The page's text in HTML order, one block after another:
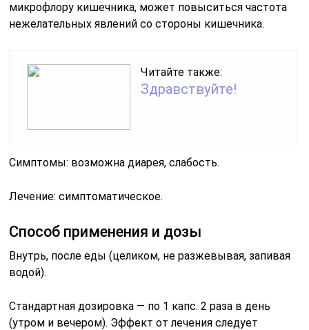
микрофлору кишечника, может повыситься частота
нежелательных явлений со стороны кишечника.
Читайте также:
Здравствуйте!
Симптомы: возможна диарея, слабость.
Лечение: симптоматическое.
Способ применения и дозы
Внутрь, после еды (целиком, не разжевывая, запивая
водой).
Стандартная дозировка — по 1 капс. 2 раза в день
(утром и вечером). Эффект от лечения следует